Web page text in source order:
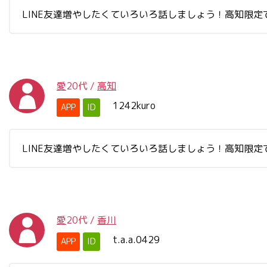
LINE友達増やしたくていろいろ話しましょう！高知限定
愛20代 / 高知
APP ID 1242kuro
LINE友達増やしたくていろいろ話しましょう！高知限定
愛20代 / 香川
APP ID t.a.a.0429